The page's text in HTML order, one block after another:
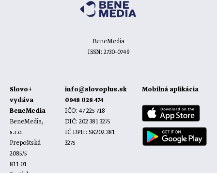
BeneMedia
ISSN: 2730-0749
Slovo+
vydáva
BeneMedia
BeneMedia,
s.r.o.
Prepoštská
2085/5
811 01
info@slovoplus.sk
0948 028 474
IČO: 47 225 718
DIČ: 202 381 3275
IČ DPH: SK202 381
3275
Mobilná aplikácia